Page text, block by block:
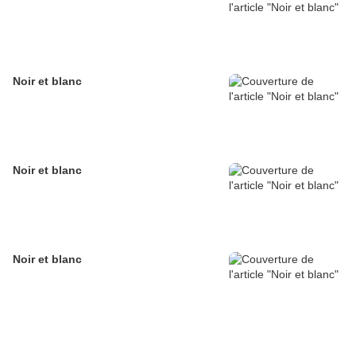
Noir et blanc
Noir et blanc
Noir et blanc